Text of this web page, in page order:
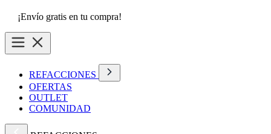
¡Envío gratis en tu compra!
REFACCIONES
OFERTAS
OUTLET
COMUNIDAD